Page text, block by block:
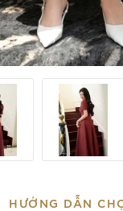
HƯỚNG DẪN